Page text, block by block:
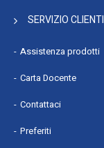
SERVIZIO CLIENTI
Assistenza prodotti
Carta Docente
Contattaci
Preferiti